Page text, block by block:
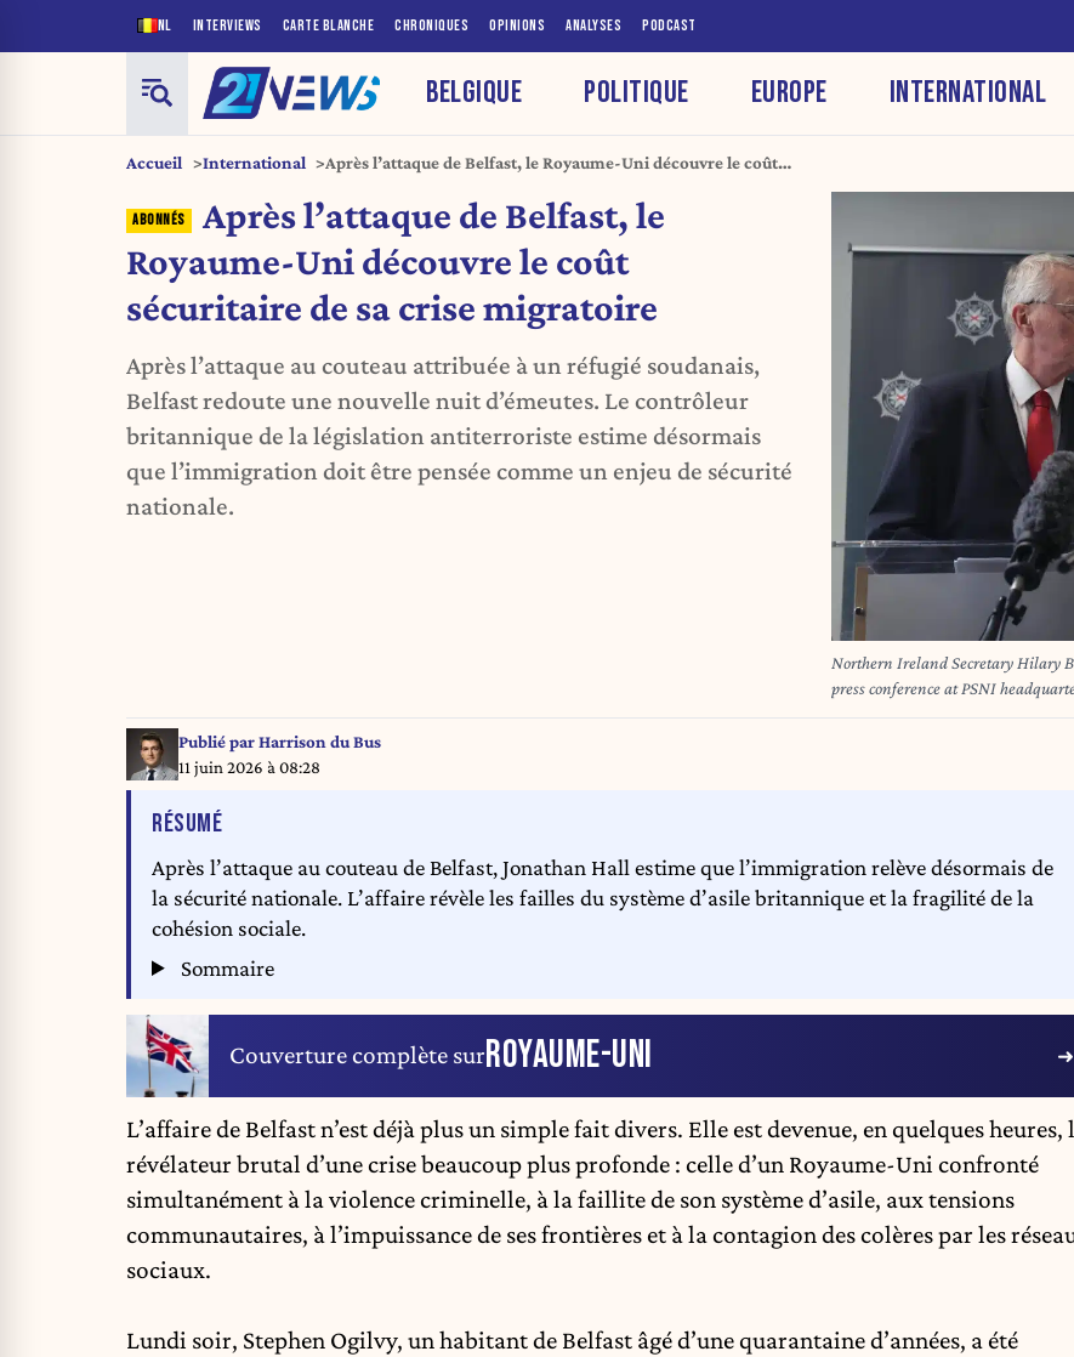
NL INTERVIEWS CARTE BLANCHE CHRONIQUES OPINIONS ANALYSES PODCAST
BELGIQUE POLITIQUE EUROPE INTERNATIONAL
Accueil International
Après l’attaque de Belfast, le Royaume-Uni découvre le coût
Après l’attaque de Belfast, le
Royaume-Uni découvre le coût
sécuritaire de sa crise migratoire
Après l’attaque au couteau attribuée à un réfugié soudanais,
Belfast redoute une nouvelle nuit d’émeutes. Le contrôleur
britannique de la législation antiterroriste estime désormais
que l’immigration doit être pensée comme un enjeu de sécurité
nationale.
Northern Ireland Secretary Hilary
press conference at PSNI
streets of Belfast, following a
victim with serious eye, face and
Magistrates' Court for four weeks
Ogilvie, threats to kill an NHS
Publié parHarrison du Bus
11 juin 2026 à 08:28
RÉSUMÉDE L'ARTICLE
Après l’attaque au couteau de Belfast, Jonathan Hall estime que l’immigration relève désormais de
la sécurité nationale. L’affaire révèle les failles du système d’asile britannique et la fragilité de la
cohésion sociale.
Sommaire
Couverture complète surROYAUME-UNI
L’affaire de Belfastn’est déjà plus un simple fait divers. Elle est devenue, en quelques heures,
révélateur brutal d’une crise beaucoup plus profonde : celle d’un Royaume-Uni confronté
simultanément à la violence criminelle, à la faillite de son système d’asile, aux tensions
communautaires, à l’impuissance de ses frontières et à la contagion des colères par les
sociaux.
Lundi soir, Stephen Ogilvy, un habitant de Belfast âgé d’une quarantaine d’années, a été